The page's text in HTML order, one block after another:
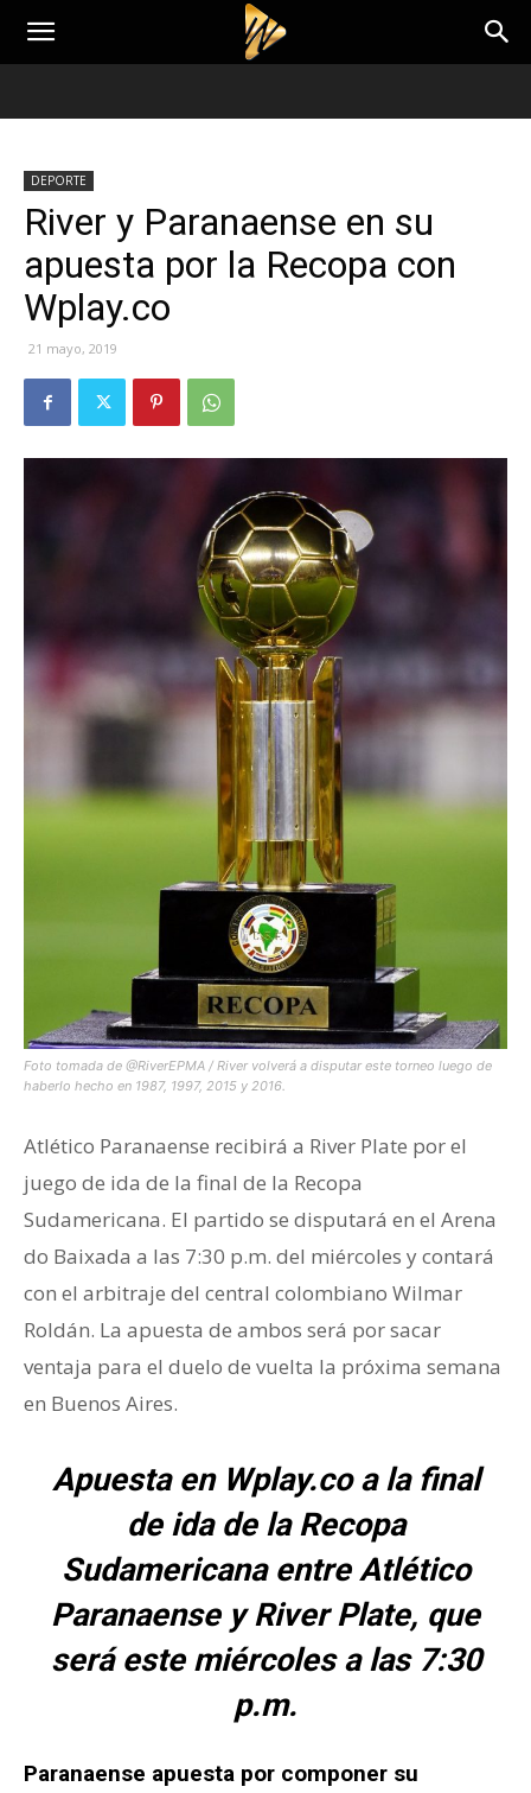
DEPORTE
River y Paranaense en su
apuesta por la Recopa con
Wplay.co
21 mayo, 2019
Foto tomada de @RiverEPMA / River volverá a disputar este torneo luego de
haberlo hecho en 1987, 1997, 2015 y 2016.
Atlético Paranaense recibirá a River Plate por el
juego de ida de la final de la Recopa
Sudamericana. El partido se disputará en el Arena
do Baixada a las 7:30 p.m. del miércoles y contará
con el arbitraje del central colombiano Wilmar
Roldán. La apuesta de ambos será por sacar
ventaja para el duelo de vuelta la próxima semana
en Buenos Aires.
Apuesta en Wplay.co a la final
de ida de la Recopa
Sudamericana entre Atlético
Paranaense y River Plate, que
será este miércoles a las 7:30
p.m.
Paranaense apuesta por componer su